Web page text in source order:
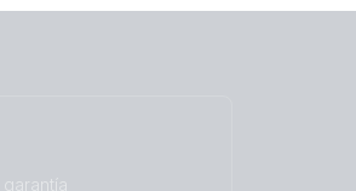
garantía